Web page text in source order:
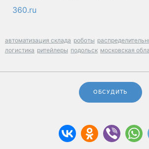
360.ru
автоматизация склада роботы
логистика ритейлеры подольск московская
ОБСУДИТЬ